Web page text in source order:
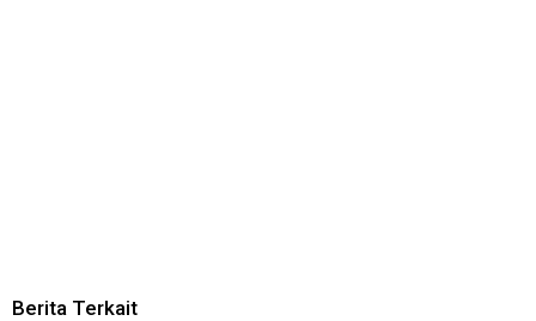
Berita Terkait